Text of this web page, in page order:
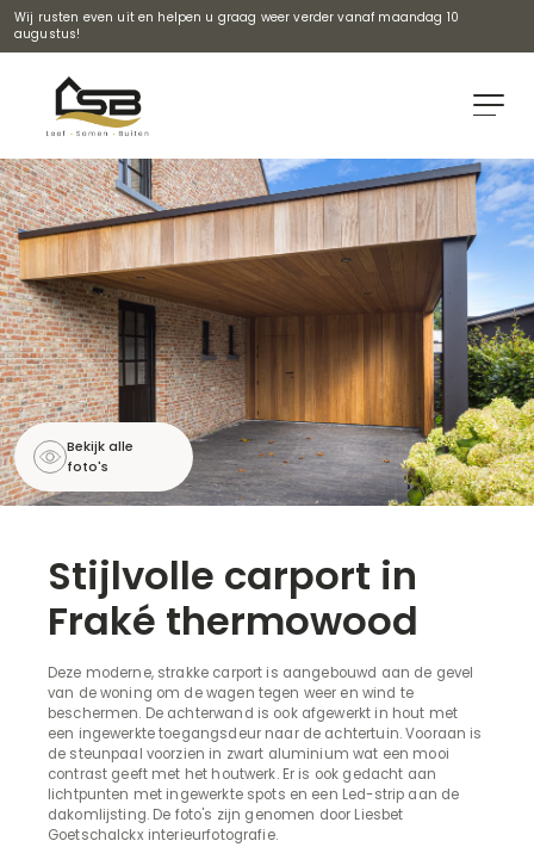
Wij rusten even uit en helpen u graag weer verder vanaf maandag 10
augustus!
Bekijk alle
foto's
Stijlvolle carport in
Fraké thermowood
Deze moderne, strakke carport is aangebouwd aan de gevel
van de woning om de wagen tegen weer en wind te
beschermen. De achterwand is ook afgewerkt in hout met
een ingewerkte toegangsdeur naar de achtertuin. Vooraan is
de steunpaal voorzien in zwart aluminium wat een mooi
contrast geeft met het houtwerk. Er is ook gedacht aan
lichtpunten met ingewerkte spots en een Led-strip aan de
dakomlijsting. De foto's zijn genomen door Liesbet
Goetschalckx interieurfotografie.